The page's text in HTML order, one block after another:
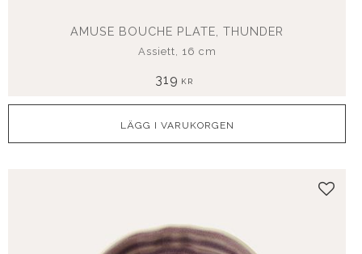
AMUSE BOUCHE PLATE, THUNDER
Assiett, 16 cm
319 KR